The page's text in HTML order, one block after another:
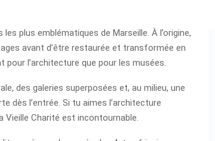
plus emblématiques de Marseille. À l’origine,
avant d’être restaurée et transformée en
pour l’architecture que pour les musées.
des galeries superposées et, au milieu, une
dès l’entrée. Si tu aimes l’architecture
Charité est incontournable.